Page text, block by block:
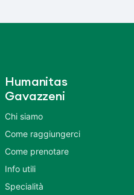
Humanitas
Gavazzeni
Chi siamo
Come raggiungerci
Come prenotare
Info utili
Specialità